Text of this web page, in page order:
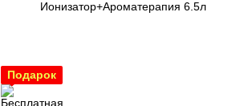
Подарок